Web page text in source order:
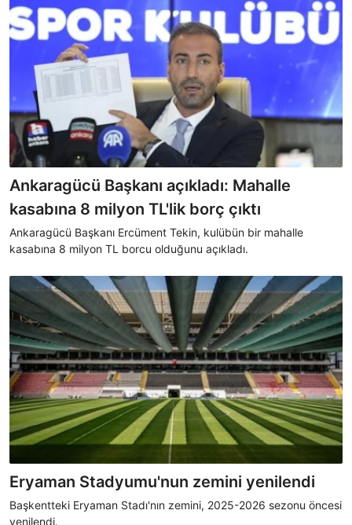
Ankaragücü Başkanı açıkladı: Mahalle
kasabına 8 milyon TL'lik borç çıktı
Ankaragücü Başkanı Ercüment Tekin, kulübün bir mahalle
kasabına 8 milyon TL borcu olduğunu açıkladı.
Eryaman Stadyumu'nun zemini yenilendi
Başkentteki Eryaman Stadı'nın zemini, 2025-2026 sezonu öncesi
yenilendi.